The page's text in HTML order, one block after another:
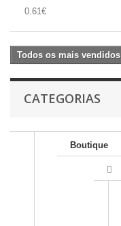
0.61€
Todos os mais vendidos
CATEGORIAS
Boutique